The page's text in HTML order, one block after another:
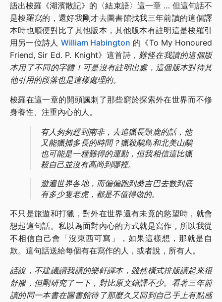
語出梭羅《湖濱散記》的〈結束語〉這一章 … 但這句話不
是梭羅寫的，還好我剛才去圖書館找我三年前讀的這個譯
本時也順便對比了其他版本，其他版本有註明這是梭羅引
用另一位詩人 William Habington 的《To My Honoured
Friend, Sir Ed. P. Knight》這首詩， 難怪在我讀的這個版
本用了不同的字體！可是沒有註明出處，這個版本對待其
他引用的段落也是這樣處理的。
梭羅在這一章的開頭諷刺了那些窮於探索外在世界而不修
身養性、注重內心的人。
有人匆匆趕到南非，去追獵長頸鹿的話，他
又能獵捕多長的時間？獵殺鷸鳥和北美山鷸
也可能是一種難得的運動，但我相信這比獵
殺自己並沒有高尚到哪裡。
遊遍世界各地，而偏偏跑到桑吉巴去數到底
有多少隻老虎，都是不值得做的。
不只是旅遊和打獵，對外在世界還有未竟的慾望時，就會
想起這句話。私以為面對內心的方式就是寫作，所以我從
不相信自己會「沒東西可寫」，如果這樣想，那就是自
欺。這句話送給每個有在寫作的人，或者說，所有人。
話說，不建議讀我讀的樂軒譯本，雖然橫式排版讀起來很
舒服，但剛研究了一下，對比原文錯譯不少。看著三年前
讀的同一本書在圖書館待了那麼久又回到自己手上有點感